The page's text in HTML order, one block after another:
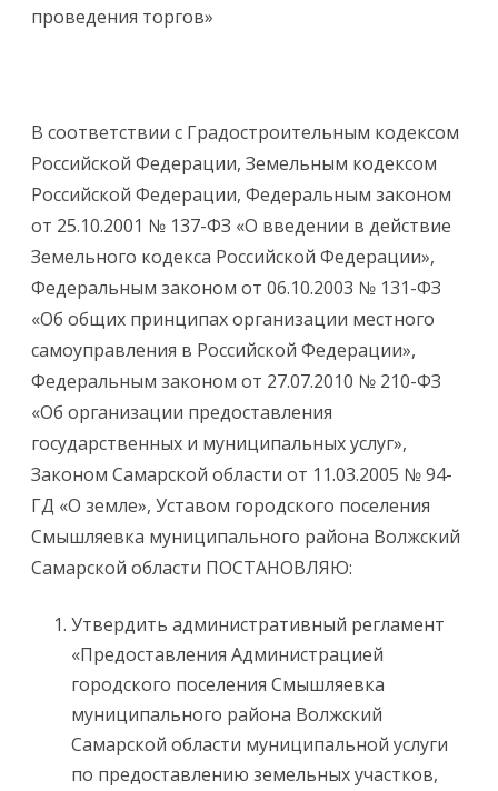
проведения торгов»
В соответствии с Градостроительным кодексом
Российской Федерации, Земельным кодексом
Российской Федерации, Федеральным законом
от 25.10.2001 № 137-ФЗ «О введении в действие
Земельного кодекса Российской Федерации»,
Федеральным законом от 06.10.2003 № 131-ФЗ
«Об общих принципах организации местного
самоуправления в Российской Федерации»,
Федеральным законом от 27.07.2010 № 210-ФЗ
«Об организации предоставления
государственных и муниципальных услуг»,
Законом Самарской области от 11.03.2005 № 94-
ГД «О земле», Уставом городского поселения
Смышляевка муниципального района Волжский
Самарской области ПОСТАНОВЛЯЮ:
Утвердить административный регламент
«Предоставления Администрацией
городского поселения Смышляевка
муниципального района Волжский
Самарской области муниципальной услуги
по предоставлению земельных участков,